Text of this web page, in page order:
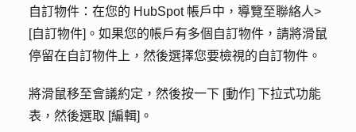
自訂物件： 在您的 HubSpot 帳戶中，導覽至聯絡人>
[自訂物件] 。如果您的帳戶有多個自訂物件，請將滑鼠
停留在自訂物件 上，然後選擇您要檢視的自訂物件 。
將滑鼠移至會議約定，然後按一下 [動作] 下拉式功能
表，然後選取 [編輯]。